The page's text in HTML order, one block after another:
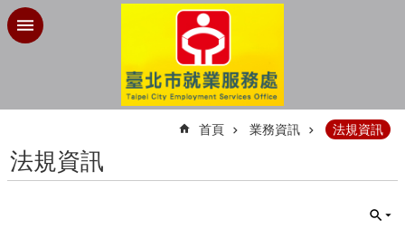
跳到主要內容區塊
首頁 業務資訊 法規資訊
法規資訊